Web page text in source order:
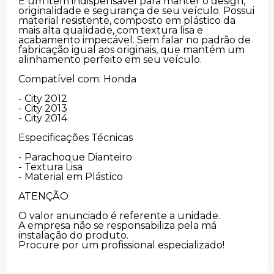
originalidade e segurança de seu veículo. Possui
material resistente, composto em plástico da
mais alta qualidade, com textura lisa e
acabamento impecável. Sem falar no padrão de
fabricação igual aos originais, que mantém um
alinhamento perfeito em seu veículo.
Compatível com: Honda
- City 2012
- City 2013
- City 2014
Especificações Técnicas
- Parachoque Dianteiro
- Textura Lisa
- Material em Plástico
ATENÇÃO
O valor anunciado é referente a unidade.
A empresa não se responsabiliza pela má
instalação do produto.
Procure por um profissional especializado!